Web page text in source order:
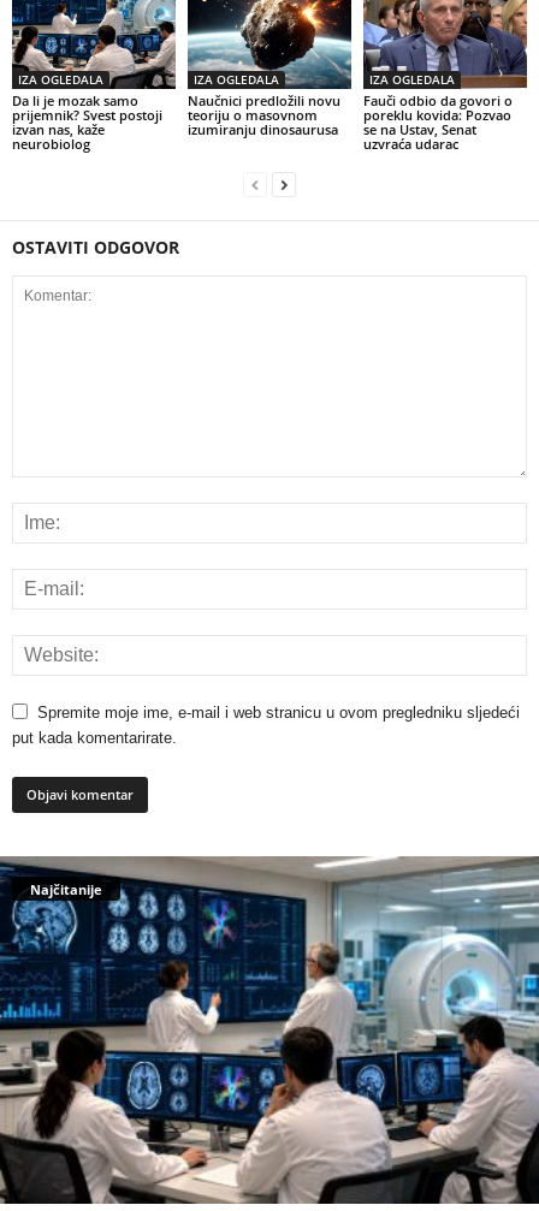
IZA OGLEDALA
Da li je mozak samo
prijemnik? Svest postoji
izvan nas, kaže
neurobiolog
IZA OGLEDALA
Naučnici predložili novu
teoriju o masovnom
izumiranju dinosaurusa
IZA OGLEDALA
Fauči odbio da govori o
poreklu kovida: Pozvao
se na Ustav, Senat
uzvraća udarac
OSTAVITI ODGOVOR
Spremite moje ime, e-mail i web stranicu u ovom pregledniku sljedeći
put kada komentarirate.
Najčitanije